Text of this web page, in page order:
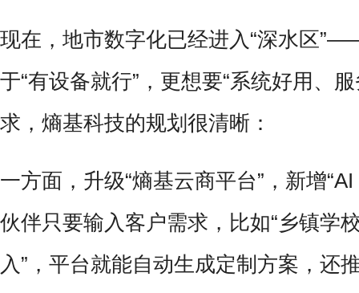
现在，地市数字化已经进入“深水区
于“有设备就行”，更想要“系统好用、
求，熵基科技的规划很清晰：
一方面，升级“熵基云商平台”，新增
伙伴只要输入客户需求，比如“乡镇学
入”，平台就能自动生成定制方案，还